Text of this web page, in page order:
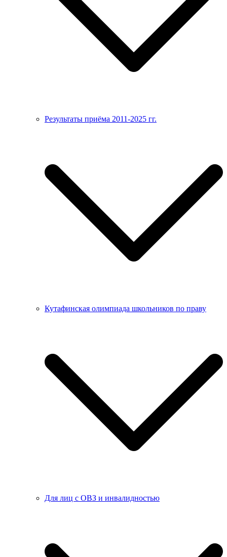
Результаты приёма 2011-2025 гг.
Кутафинская олимпиада школьников по праву
Для лиц с ОВЗ и инвалидностью